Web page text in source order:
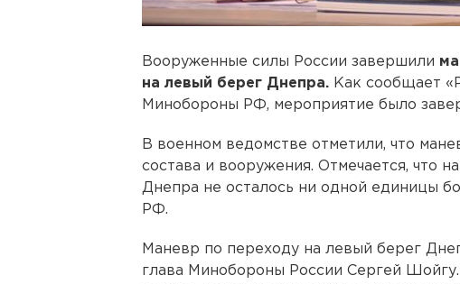
Вооруженные силы России завершили
на левый берег Днепра. Как сообщает
Минобороны РФ, мероприятие было
В военном ведомстве отметили, что
состава и вооружения. Отмечается, что
Днепра не осталось ни одной единицы
РФ.
Маневр по переходу на левый берег
глава Минобороны России Сергей